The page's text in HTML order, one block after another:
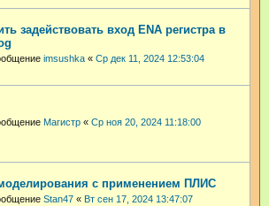
задействовать вход ENA регистра в
imsushka « Ср дек 11, 2024 12:53:04
Магистр « Ср ноя 20, 2024 11:18:00
с применением ПЛИС
Stan47 « Вт сен 17, 2024 13:47:07